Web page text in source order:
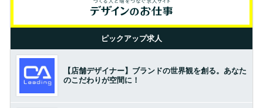
ピックアップ求人
【店舗デザイナー】ブランドの世界観を創る。あなた
のこだわりが空間に！